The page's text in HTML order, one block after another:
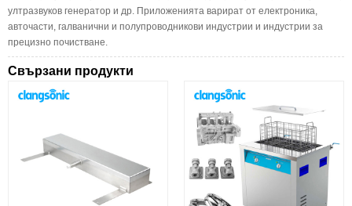
ултразвуков генератор и др. Приложенията варират от електроника,
авточасти, галванични и полупроводникови индустрии и индустрии за
прецизно почистване.
Свързани продукти